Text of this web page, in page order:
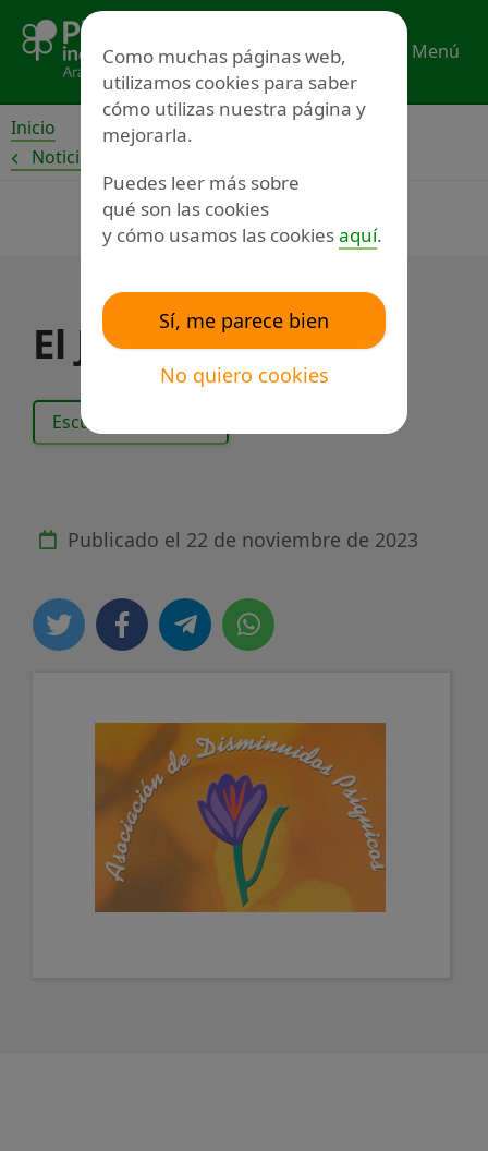
contenido
Menú
Inicio
Noticias
El Jiloca
Escuchar el texto
Publicado el 22 de noviembre de 2023
Como muchas páginas web,
utilizamos cookies para saber
cómo utilizas nuestra página y
mejorarla.
Puedes leer más sobre
qué son las cookies
y cómo usamos las cookiesaquí.
Sí, me parece bien
No quiero cookies